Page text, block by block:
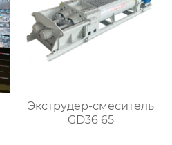
Экструдер-смеситель
GD36 65